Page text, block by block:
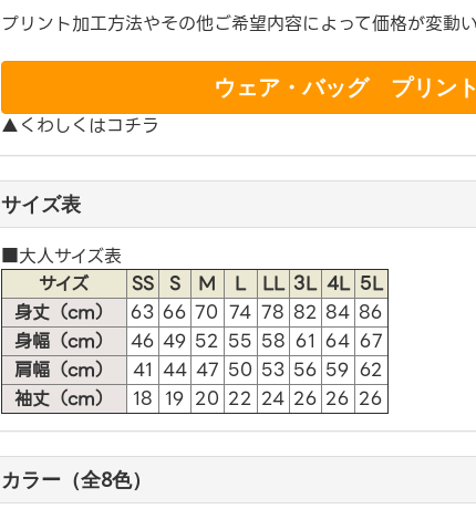
プリント加工方法やその他ご希望内容によって価格が変動い
ウェア・バッグ プリン
▲くわしくはコチラ
サイズ表
■大人サイズ表
サイズ
SS S M L LL 3L 4L 5L
身丈（cm）
63 66 70 74 78 82 84 86
身幅（cm）
46 49 52 55 58 61 64 67
肩幅（cm）
41 44 47 50 53 56 59 62
袖丈（cm）
18 19 20 22 24 26 26 26
カラー（全8色）